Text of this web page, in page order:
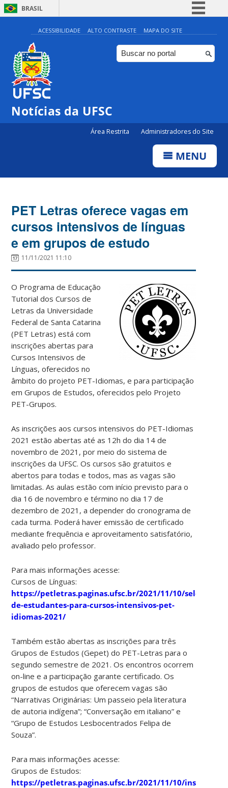
BRASIL
Simplifique!
Comunica BR
Participe
ACESSIBILIDADE ALTO CONTRASTE MAPA DO SITE
Notícias da UFSC
Área Restrita Administradores do Site
MENU
PET Letras oferece vagas em
cursos intensivos de línguas
e em grupos de estudo
11/11/2021 11:10
O Programa de Educação
Tutorial dos Cursos de
Letras da Universidade
Federal de Santa Catarina
(PET Letras) está com
inscrições abertas para
Cursos Intensivos de
Línguas, oferecidos no
âmbito do projeto PET-Idiomas, e para participação
em Grupos de Estudos, oferecidos pelo Projeto
PET-Grupos.
As inscrições aos cursos intensivos do PET-Idiomas
2021 estão abertas até as 12h do dia 14 de
novembro de 2021, por meio do sistema de
inscrições da UFSC. Os cursos são gratuitos e
abertos para todas e todos, mas as vagas são
limitadas. As aulas estão com início previsto para o
dia 16 de novembro e término no dia 17 de
dezembro de 2021, a depender do cronograma de
cada turma. Poderá haver emissão de certificado
mediante frequência e aproveitamento satisfatório,
avaliado pelo professor.
Para mais informações acesse:
Cursos de Línguas:
https://petletras.paginas.ufsc.br/2021/11/10/selecao-
de-estudantes-para-cursos-intensivos-pet-
idiomas-2021/
Também estão abertas as inscrições para três
Grupos de Estudos (Gepet) do PET-Letras para o
segundo semestre de 2021. Os encontros ocorrem
on-line e a participação garante certificado. Os
grupos de estudos que oferecem vagas são
“Narrativas Originárias: Um passeio pela literatura
de autoria indígena”; “Conversação em italiano” e
“Grupo de Estudos Lesbocentrados Felipa de
Souza”.
Para mais informações acesse:
Grupos de Estudos:
https://petletras.paginas.ufsc.br/2021/11/10/inscricoes-